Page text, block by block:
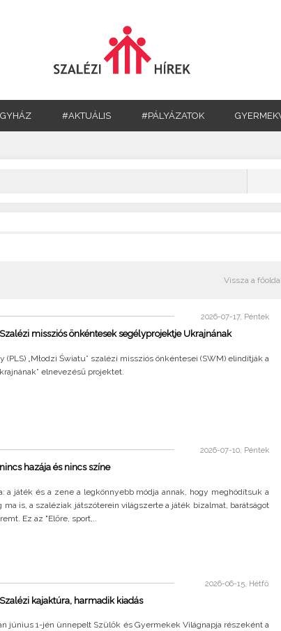
#AKTUÁLIS #PÁLYÁZATOK
Vissza a
2026-07-17, Péntek
missziós önkéntesek segélyprojektje Ukrajnának
(PLS) „Młodzi Światu” szalézi missziós önkéntesei (SWM) elindítják a
elnevezésű projektet.
2026-07-10, Péntek
hazája és nincs színe
a játék és a zene a legkönnyebb módja annak, hogy meghódítsuk a
ma is, a szaléziak játszóterein világszerte a játék bizalmat, barátságot
Ez az "Előre, sport,..
2026-06-15, Hétfő
kajaktúra, harmadik kiadás
június 1-jén ünnepelt Szülők és Gyermekek Világnapja részeként a